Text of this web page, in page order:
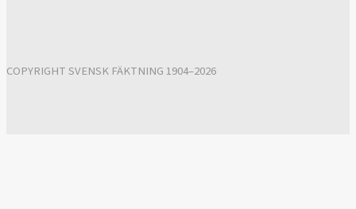
COPYRIGHT SVENSK FÄKTNING 1904–2026